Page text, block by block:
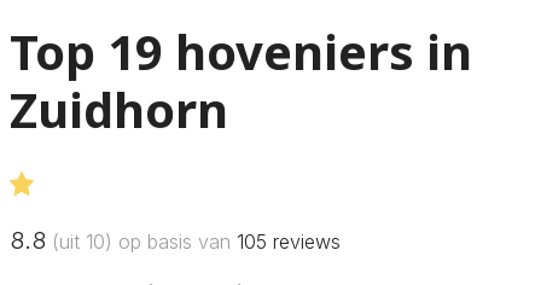
Top 19 hoveniers in
Zuidhorn
8.8 (uit 10) op basis van 105 reviews